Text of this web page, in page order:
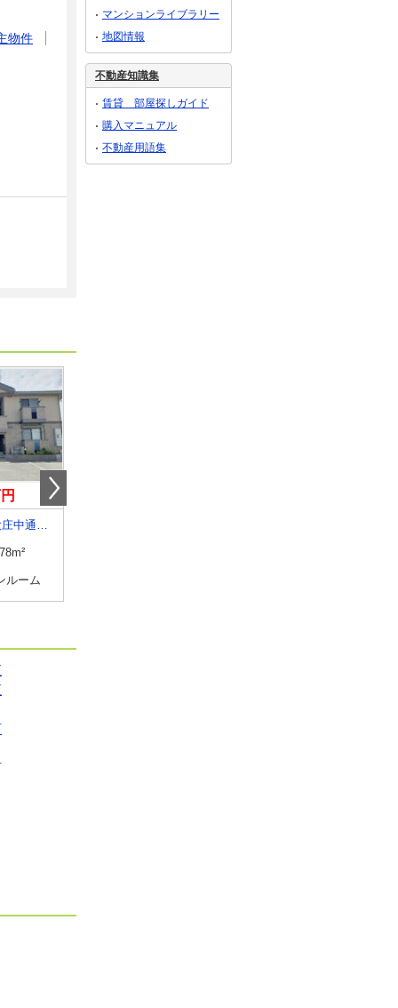
物件
兵庫県尼崎市大庄中通１丁目
ルーム
マンションライブラリー
地図情報
不動産知識集
賃貸 部屋探しガイド
購入マニュアル
不動産用語集